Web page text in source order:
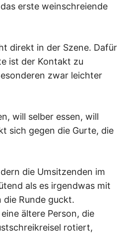
erste weinschreiende
direkt in der Szene. Dafür
ist der Kontakt zu
zwar leichter
will selber essen, will
sich gegen die Gurte, die
die Umsitzenden im
als es irgendwas mit
die Runde guckt.
ältere Person, die
rotiert,